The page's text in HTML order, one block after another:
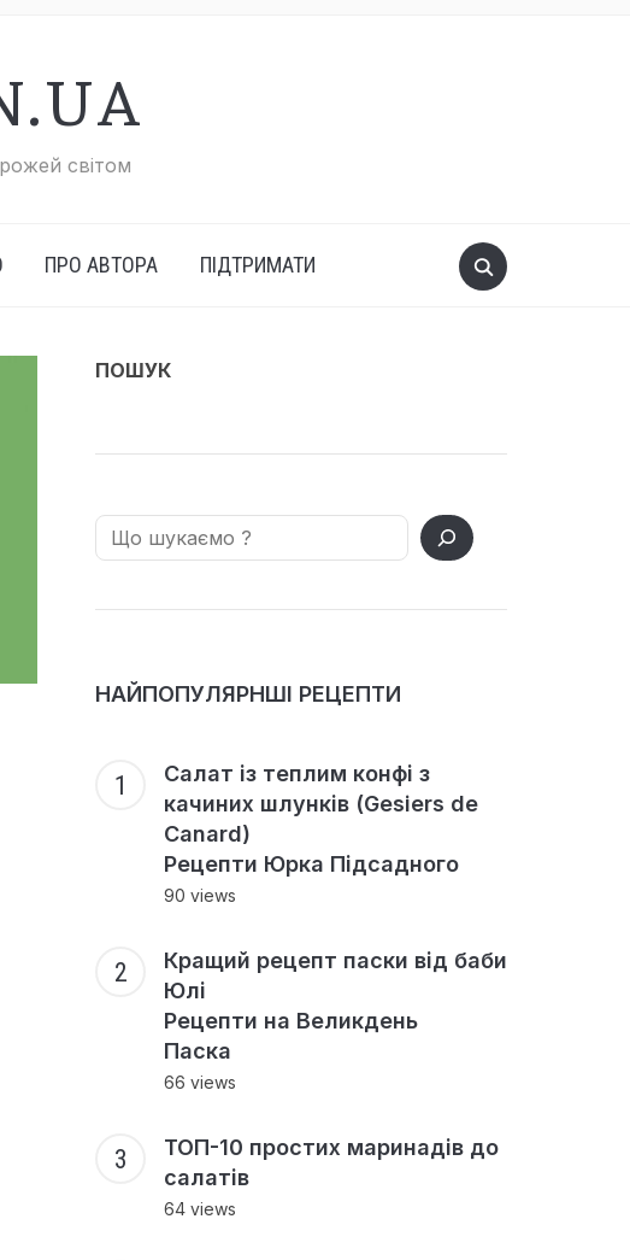
світом
ПРО АВТОРА ПІДТРИМАТИ
ПОШУК
Search
НАЙПОПУЛЯРНШІ РЕЦЕПТИ
Салат із теплим конфі з
качиних шлунків (Gesiers de
Canard)
Рецепти Юрка Підсадного
90 views
Кращий рецепт паски від баби
Юлі
Рецепти на Великдень
Паска
66 views
ТОП-10 простих маринадів до
салатів
64 views